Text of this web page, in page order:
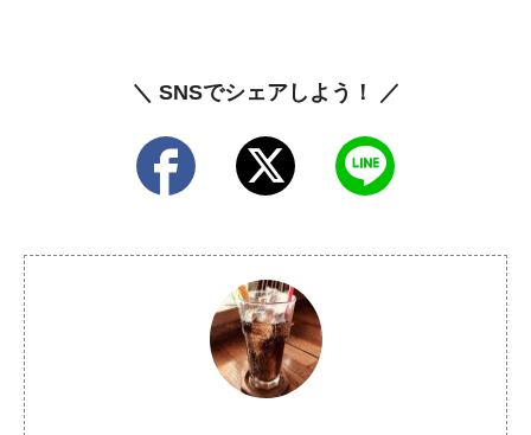
＼ SNSでシェアしよう！ ／